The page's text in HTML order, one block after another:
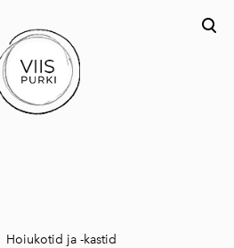
Vaata ostukorvi
Hoiukotid ja -kastid